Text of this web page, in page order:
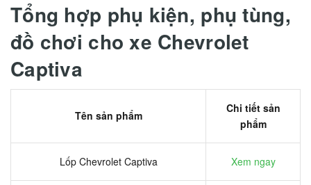
Tổng hợp phụ kiện, phụ tùng,
đồ chơi cho xe Chevrolet
Captiva
Tên sản phẩm
Chi tiết sản
phẩm
Lốp Chevrolet Captiva Xem ngay